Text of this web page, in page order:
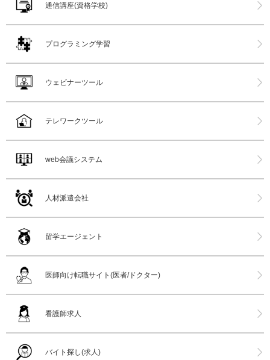
通信講座(資格学校)
プログラミング学習
ウェビナーツール
テレワークツール
web会議システム
人材派遣会社
留学エージェント
医師向け転職サイト(医者/ドクター)
看護師求人
バイト探し(求人)